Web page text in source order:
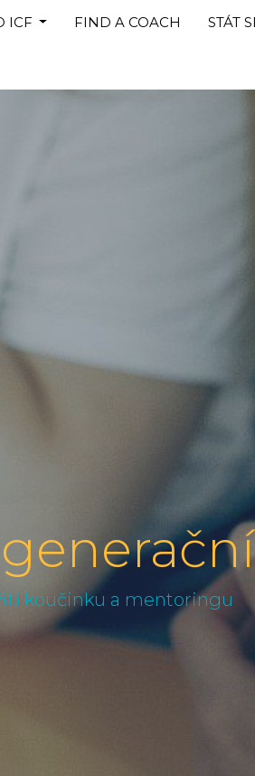
ICF FIND A COACH STÁT
koučinku a mentoringu